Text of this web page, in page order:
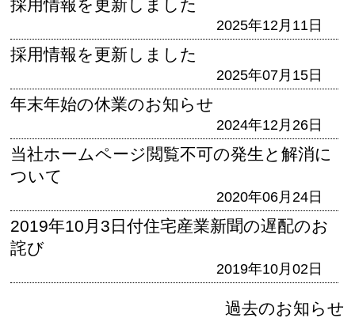
採用情報を更新しました
2025年12月11日
採用情報を更新しました
2025年07月15日
年末年始の休業のお知らせ
2024年12月26日
当社ホームページ閲覧不可の発生と解消に
ついて
2020年06月24日
2019年10月3日付住宅産業新聞の遅配のお
詫び
2019年10月02日
過去のお知らせ